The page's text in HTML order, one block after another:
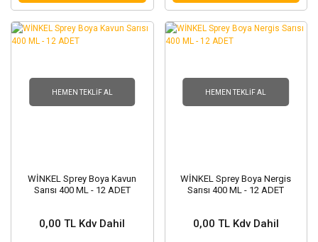
HEMEN TEKLIF AL
WİNKEL Sprey Boya Kavun
Sarısı 400 ML - 12 ADET
0,00 TL Kdv Dahil
HEMEN TEKLIF AL
WİNKEL Sprey Boya Nergis
Sarısı 400 ML - 12 ADET
0,00 TL Kdv Dahil